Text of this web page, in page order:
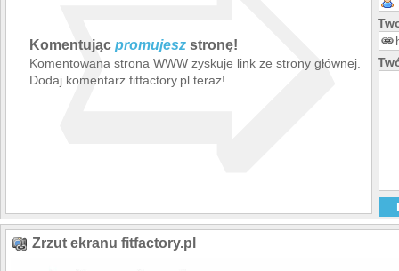
Komentując promujesz stronę!
Komentowana strona WWW zyskuje link ze strony głównej.
Dodaj komentarz fitfactory.pl teraz!
Zrzut ekranu fitfactory.pl